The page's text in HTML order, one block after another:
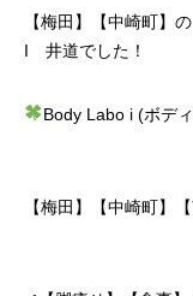
【梅田】【中崎町】
I 井道でした！
Body Labo i (ボデ
【梅田】【中崎町】【